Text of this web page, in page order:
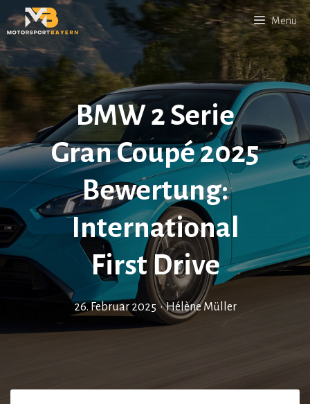
Inhalt
springen
Menü
BMW 2 Serie
Gran Coupé 2025
Bewertung:
International
First Drive
26. Februar 2025 • Hélène Müller